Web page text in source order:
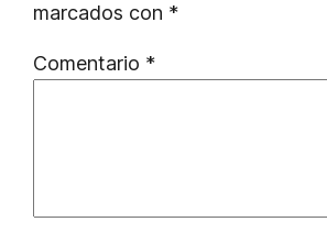
marcados con *
Comentario *